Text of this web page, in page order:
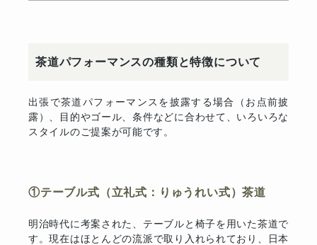
茶道パフォーマンスの種類と特徴について
出張で茶道パフォーマンスを披露する場合（お点前披
露）、目的やゴール、条件などに合わせて、いろいろな
スタイルのご提案が可能です。
①テーブル式（立礼式：りゅうれい式）茶道
明治時代に考案された、テーブルと椅子を用いた茶道で
す。現在はほとんどの流派で取り入れられており、日本